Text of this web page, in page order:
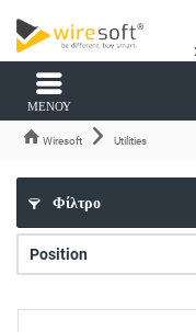
ΜΕΝΟΎ
Wiresoft Utilities
Φίλτρο